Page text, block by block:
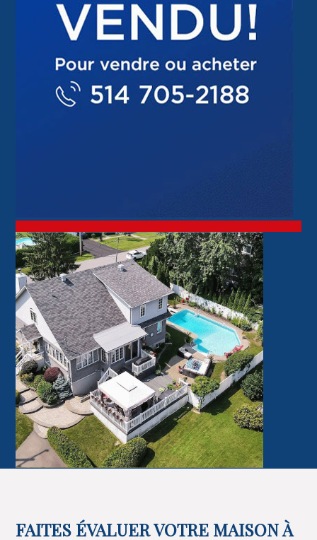
FAITES ÉVALUER VOTRE MAISON À